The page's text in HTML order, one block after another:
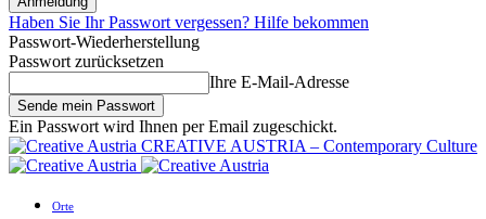
Haben Sie Ihr Passwort vergessen? Hilfe bekommen
Passwort-Wiederherstellung
Passwort zurücksetzen
Ihre E-Mail-Adresse
Ein Passwort wird Ihnen per Email zugeschickt.
CREATIVE AUSTRIA – Contemporary Culture
Orte